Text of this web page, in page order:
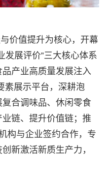
价值提升为核心，开幕
发展评价”三大核心体系
产业高质量发展注入
素展示平台，深耕泡
合调味品、休闲零食
链、提升价值链；推
构与企业签约合作，专
新激活新质生产力，